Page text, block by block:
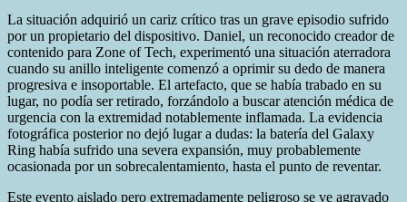
La situación adquirió un cariz crítico tras un grave episodio sufrido
por un propietario del dispositivo. Daniel, un reconocido creador de
contenido para Zone of Tech, experimentó una situación aterradora
cuando su anillo inteligente comenzó a oprimir su dedo de manera
progresiva e insoportable. El artefacto, que se había trabado en su
lugar, no podía ser retirado, forzándolo a buscar atención médica de
urgencia con la extremidad notablemente inflamada. La evidencia
fotográfica posterior no dejó lugar a dudas: la batería del Galaxy
Ring había sufrido una severa expansión, muy probablemente
ocasionada por un sobrecalentamiento, hasta el punto de reventar.
Este evento aislado pero extremadamente peligroso se ve agravado